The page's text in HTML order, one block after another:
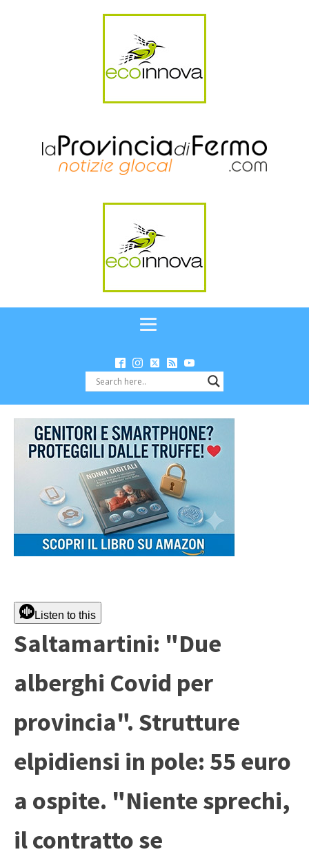
Listen to this
Saltamartini: "Due
alberghi Covid per
provincia". Strutture
elpidiensi in pole: 55 euro
a ospite. "Niente sprechi,
il contratto se